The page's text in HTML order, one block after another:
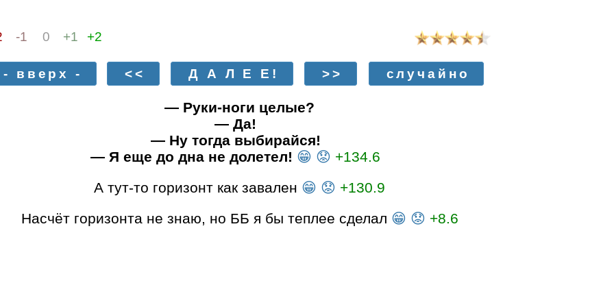
-1 0 +1 +2
- вверх - << Д А Л Е Е! >> случайно
— Руки-ноги целые?
— Да!
— Ну тогда выбирайся!
— Я еще до дна не долетел! 😁 😟 +134.6
А тут-то горизонт как завален 😁 😟 +130.9
Насчёт горизонта не знаю, но ББ я бы теплее сделал 😁 😟 +8.6